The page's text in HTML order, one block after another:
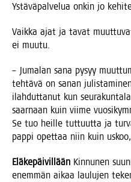
Ystä­vä­pal­ve­lua onkin jo
Vaik­ka ajat ja tavat
ei muutu.
– Juma­lan sana pysyy
teh­tä­vä on sanan
ilah­dut­ta­nut kun
saar­naan kuin vii­me
Se tuo heil­le tut­tuut­ta ja
pap­pi opet­taa niin kuin
Elä­ke­päi­vil­lään Kin­nu­nen
enem­män aikaa lau­lu­jen